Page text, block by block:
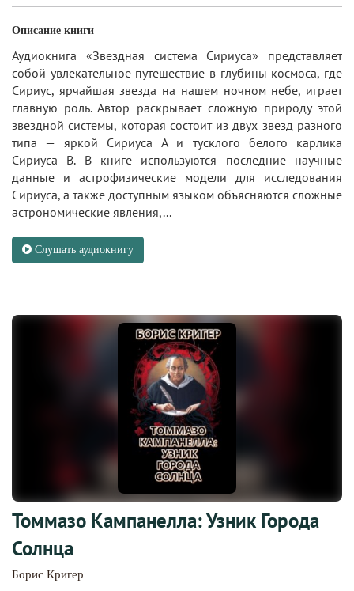
Описание книги
Аудиокнига «Звездная система Сириуса» представляет
собой увлекательное путешествие в глубины космоса, где
Сириус, ярчайшая звезда на нашем ночном небе, играет
главную роль. Автор раскрывает сложную природу этой
звездной системы, которая состоит из двух звезд разного
типа — яркой Сириуса A и тусклого белого карлика
Сириуса B. В книге используются последние научные
данные и астрофизические модели для исследования
Сириуса, а также доступным языком объясняются сложные
астрономические явления,...
Слушать аудиокнигу
Томмазо Кампанелла: Узник Города
Солнца
Борис Кригер